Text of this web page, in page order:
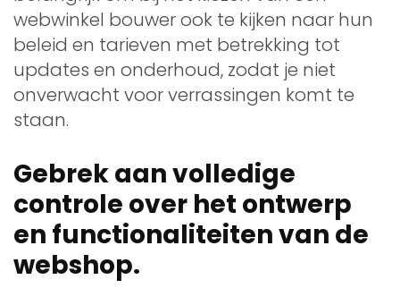
webwinkel bouwer ook te kijken naar hun
beleid en tarieven met betrekking tot
updates en onderhoud, zodat je niet
onverwacht voor verrassingen komt te
staan.
Gebrek aan volledige
controle over het ontwerp
en functionaliteiten van de
webshop.